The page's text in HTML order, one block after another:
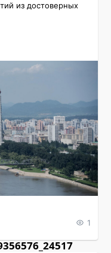
из достоверных
1